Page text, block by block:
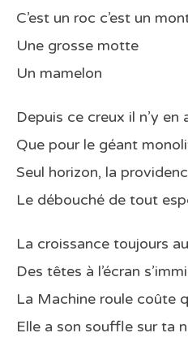
C’est un roc c’est un
Une grosse motte
Un mamelon
Depuis ce creux il n’y en
Que pour le géant
Seul horizon, la
Le débouché de tout
La croissance toujours
Des têtes à l’écran
La Machine roule coûte
Elle a son souffle sur ta